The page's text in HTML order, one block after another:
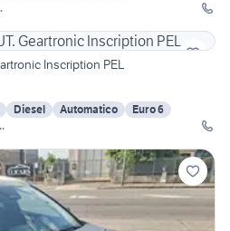
Inscription PEL
Diesel Automatico
Euro 6